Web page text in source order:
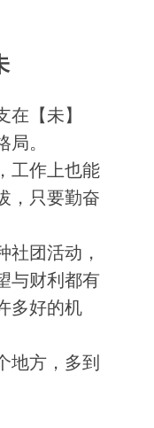
在【未】
。
工作上也能
，只要勤奋
社团活动，
与财利都有
多好的机
地方，多到